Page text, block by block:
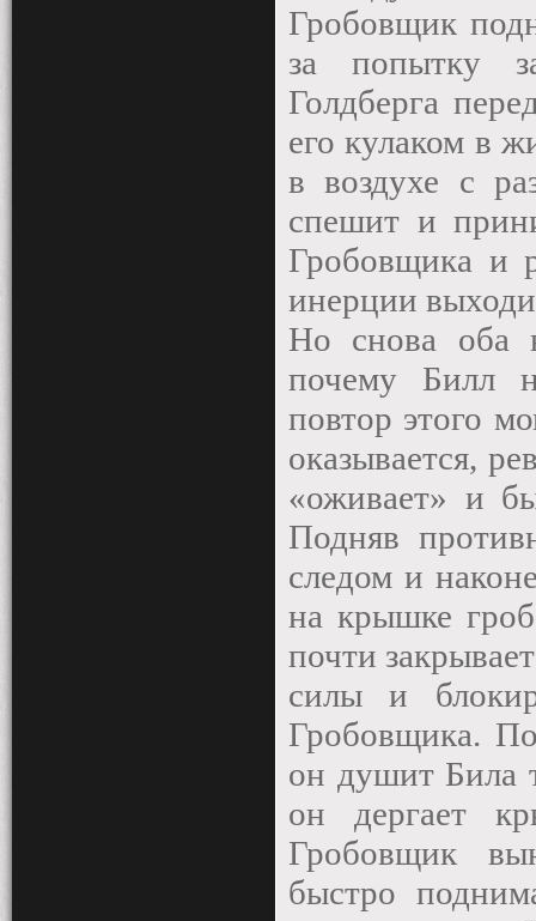
Гробовщик
за попытку
Голдберга
его кулаком в
в воздухе с
спешит и
Гробовщика и
инерции
Но снова оба
почему Билл
повтор этого
оказывается,
«оживает» и
Подняв
следом и
на крышке
почти
силы и
Гробовщика.
он душит Била
он дергает
Гробовщик
быстро